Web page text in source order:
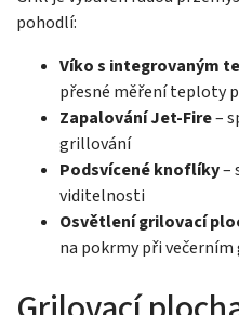
pohodlí:
Víko s integrovaným
přesné měření teploty
Zapalování Jet-Fire–
grillování
Podsvícené knoflíky–
viditelnosti
Osvětlení grilovací
na pokrmy při